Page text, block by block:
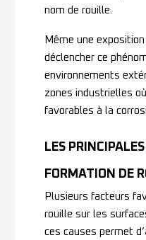
nom de rouille.
Même une
déclencher ce
environnements
zones industrielles
favorables à la
LES
FORMATION DE
Plusieurs facteurs
rouille sur les
ces causes permet